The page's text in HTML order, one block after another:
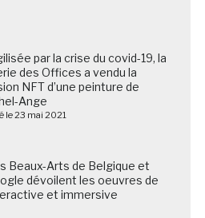
par la crise du covid-19, la
des Offices a vendu la
NFT d’une peinture de
Ange
le 23 mai 2021
Beaux-Arts de Belgique et
dévoilent les oeuvres de
et immersive